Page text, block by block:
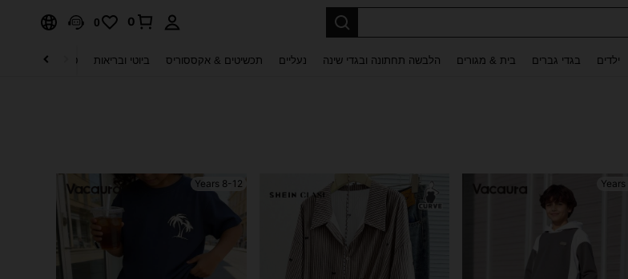
0
0
ילדים בגדי גברים בית & מגורים הלבשה תחתונה ובגדי שינה נעליים תכשיטים & אקססוריס ביוטי ובריאות טקסטיל לבית
8-12 Years